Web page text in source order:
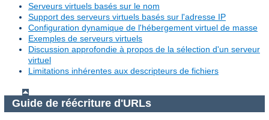
Serveurs virtuels basés sur le nom
Support des serveurs virtuels basés sur l'adresse IP
Configuration dynamique de l'hébergement virtuel de masse
Exemples de serveurs virtuels
Discussion approfondie à propos de la sélection d'un serveur
virtuel
Limitations inhérentes aux descripteurs de fichiers
Guide de réécriture d'URLs